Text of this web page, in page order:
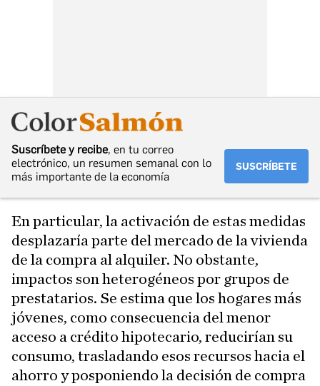
Suscríbete y recibe, en tu correo
electrónico, un resumen semanal con lo
más importante de la economía
SUSCRÍBETE
En particular, la activación de estas medidas
desplazaría parte del mercado de la vivienda
de la compra al alquiler. No obstante,
impactos son heterogéneos por grupos de
prestatarios. Se estima que los hogares más
jóvenes, como consecuencia del menor
acceso a crédito hipotecario, reducirían su
consumo, trasladando esos recursos hacia el
ahorro y posponiendo la decisión de compra